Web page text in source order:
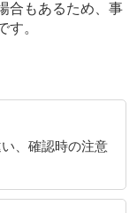
合もあるため、事
。
、確認時の注意